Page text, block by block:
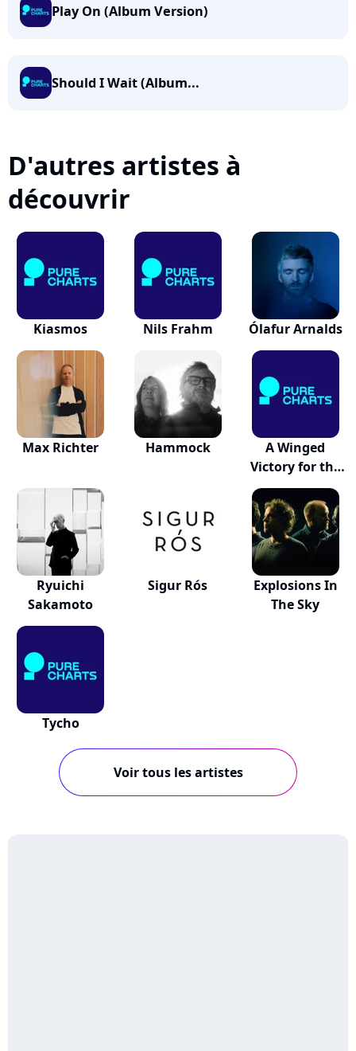
Play On (Album Version)
Should I Wait (Album...
D'autres artistes à
découvrir
Kiasmos Nils Frahm Ólafur Arnalds
Max Richter Hammock
A Winged
Victory for the
Sullen
Ryuichi
Sakamoto
Sigur Rós
Explosions In
The Sky
Tycho
Voir tous les artistes